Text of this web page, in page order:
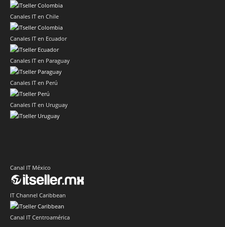
Canales IT en Chile
Canales IT en Ecuador
Canales IT en Paraguay
Canales IT en Perú
Canales IT en Uruguay
Canal IT México
IT Channel Caribbean
Canal IT Centroamérica